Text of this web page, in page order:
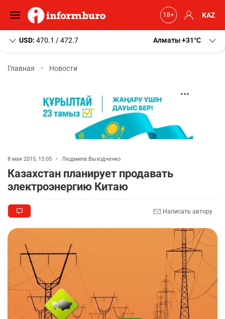
KAZ
USD: 470.1 / 472.7 Алматы+31 C
Главная Новости
8 мая 2015, 13:05 • Людмила Выходченко
Казахстан планирует продавать
электроэнергию Китаю
Написать автору